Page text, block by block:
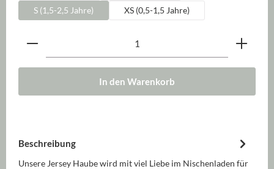
S (1,5-2,5 Jahre)
XS (0,5-1,5 Jahre)
Produkt Anzahl: Gib den gewünschten Wert ein
In den Warenkorb
Beschreibung
Unsere Jersey Haube wird mit viel Liebe im Nischenladen für